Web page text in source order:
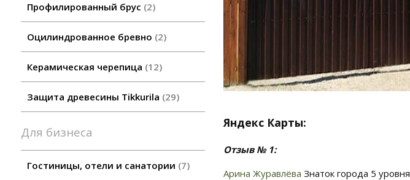
Профилированный брус 2
Оцилиндрованное бревно 2
Керамическая черепица 12
Защита древесины Tikkurila 29
Для бизнеса
Гостиницы, отели и санатории 7
Яндекс Карты:
Отзыв № 1:
Арина Журавлёва Знаток города 5 уровня